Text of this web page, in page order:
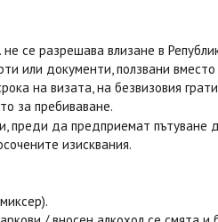
се разрешава влизане в
или документи, ползвани
на визата, на безвизовия
за пребиваване.
преди да предприемат пътуване
изисквания.